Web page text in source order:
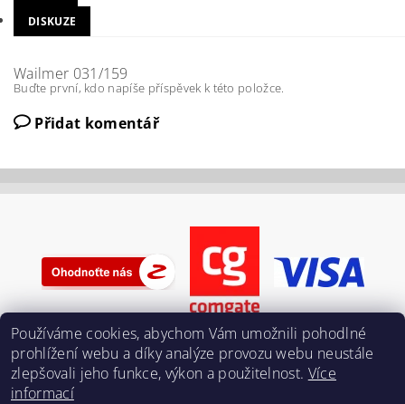
DISKUZE
Wailmer 031/159
Buďte první, kdo napíše příspěvek k této položce.
Přidat komentář
Používáme cookies, abychom Vám umožnili pohodlné
prohlížení webu a díky analýze provozu webu neustále
zlepšovali jeho funkce, výkon a použitelnost. Více
informací